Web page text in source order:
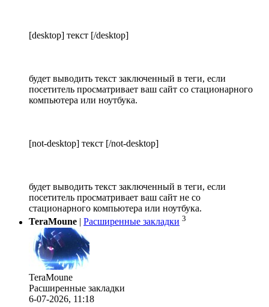
[desktop] текст [/desktop]
будет выводить текст заключенный в теги, если
посетитель просматривает ваш сайт со стационарного
компьютера или ноутбука.
[not-desktop] текст [/not-desktop]
будет выводить текст заключенный в теги, если
посетитель просматривает ваш сайт не со
стационарного компьютера или ноутбука.
TeraMoune
Расширенные закладки 3
TeraMoune
Расширенные закладки
6-07-2026, 11:18